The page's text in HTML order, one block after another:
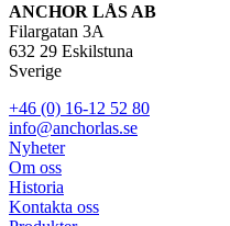
ANCHOR LÅS AB
Filargatan 3A
632 29 Eskilstuna
Sverige
+46 (0) 16-12 52 80
info@anchorlas.se
Nyheter
Om oss
Historia
Kontakta oss